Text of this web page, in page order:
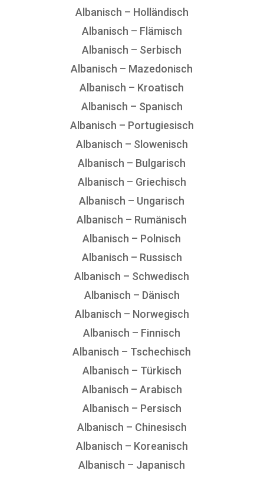
Albanisch – Holländisch
Albanisch – Flämisch
Albanisch – Serbisch
Albanisch – Mazedonisch
Albanisch – Kroatisch
Albanisch – Spanisch
Albanisch – Portugiesisch
Albanisch – Slowenisch
Albanisch – Bulgarisch
Albanisch – Griechisch
Albanisch – Ungarisch
Albanisch – Rumänisch
Albanisch – Polnisch
Albanisch – Russisch
Albanisch – Schwedisch
Albanisch – Dänisch
Albanisch – Norwegisch
Albanisch – Finnisch
Albanisch – Tschechisch
Albanisch – Türkisch
Albanisch – Arabisch
Albanisch – Persisch
Albanisch – Chinesisch
Albanisch – Koreanisch
Albanisch – Japanisch